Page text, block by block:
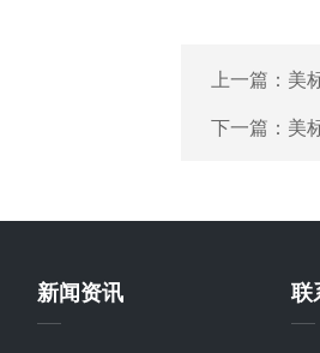
上一篇： 美
下一篇： 美
新闻资讯 联